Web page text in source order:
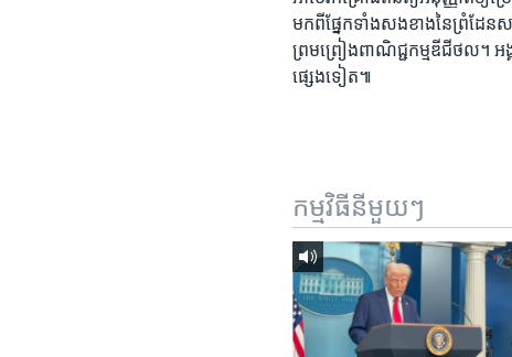
មក​ពី​ផ្នែក​ទាំង​សងខាង​នៃ​ព្រំដែន​
ព្រមព្រៀង​ពាណិជ្ជកម្ម​ឌីជីថល។ អ
ផ្សេង​ទៀត៕
កម្មវិធី​នីមួយៗ